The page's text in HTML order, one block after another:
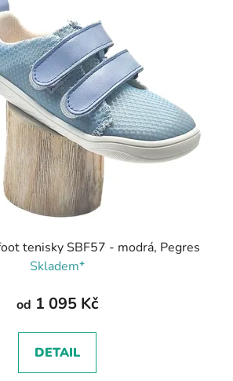
tenisky SBF57 - modrá, Pegres
Skladem*
od 1 095 Kč
DETAIL